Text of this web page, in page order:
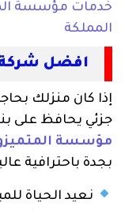
خدمات مؤسسة
المملكة
افضل شركة
إذا كان منزلك
جزئي يحافظ على
مؤسسة
بجدة باحترافية
نعيد الحياة